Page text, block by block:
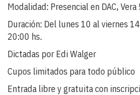
Modalidad: Presencial en DAC,
Duración: Del lunes 10 al viernes
20:00 hs.
Dictadas por Edi Walger
Cupos limitados para todo público
Entrada libre y gratuita con